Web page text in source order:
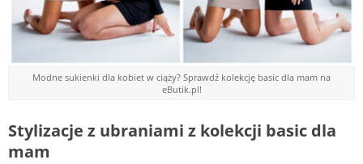
Modne sukienki dla kobiet w ciąży? Sprawdź kolekcję basic dla mam na
eButik.pl!
Stylizacje z ubraniami z kolekcji basic dla
mam